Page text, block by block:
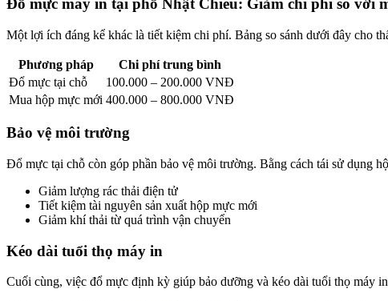
Đổ mực máy in tại phố Nhật Chiêu: Giảm chi phí so với
Một lợi ích đáng kể khác là tiết kiệm chi phí. Bảng so sánh dưới đây cho
Phương pháp
Chi phí trung bình
Đổ mực tại chỗ
100.000 – 200.000 VNĐ
Mua hộp mực mới 400.000 – 800.000 VNĐ
Bảo vệ môi trường
Đổ mực tại chỗ còn góp phần bảo vệ môi trường. Bằng cách tái sử dụng
Giảm lượng rác thải điện tử
Tiết kiệm tài nguyên sản xuất hộp mực mới
Giảm khí thải từ quá trình vận chuyển
Kéo dài tuổi thọ máy in
Cuối cùng, việc đổ mực định kỳ giúp bảo dưỡng và kéo dài tuổi thọ máy